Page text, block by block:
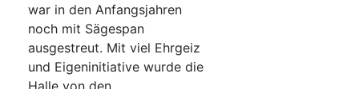
war in den Anfangsjahren
noch mit Sägespan
ausgestreut. Mit viel Ehrgeiz
und Eigeninitiative wurde die